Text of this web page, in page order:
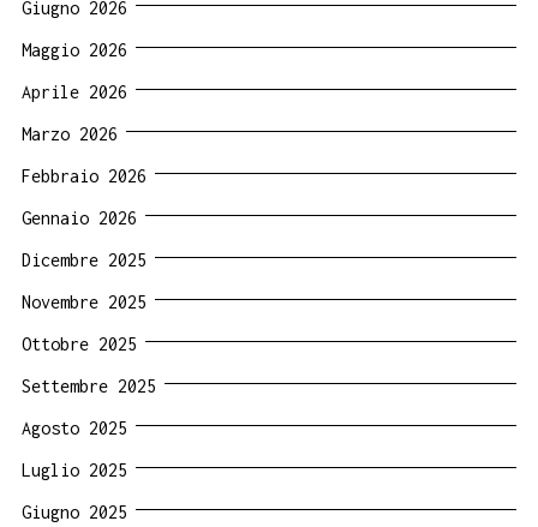
Giugno 2026
Maggio 2026
Aprile 2026
Marzo 2026
Febbraio 2026
Gennaio 2026
Dicembre 2025
Novembre 2025
Ottobre 2025
Settembre 2025
Agosto 2025
Luglio 2025
Giugno 2025